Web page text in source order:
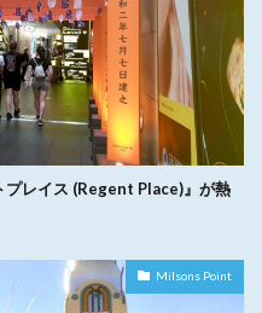
プレイス (Regent Place)』が熱
Milsons Point